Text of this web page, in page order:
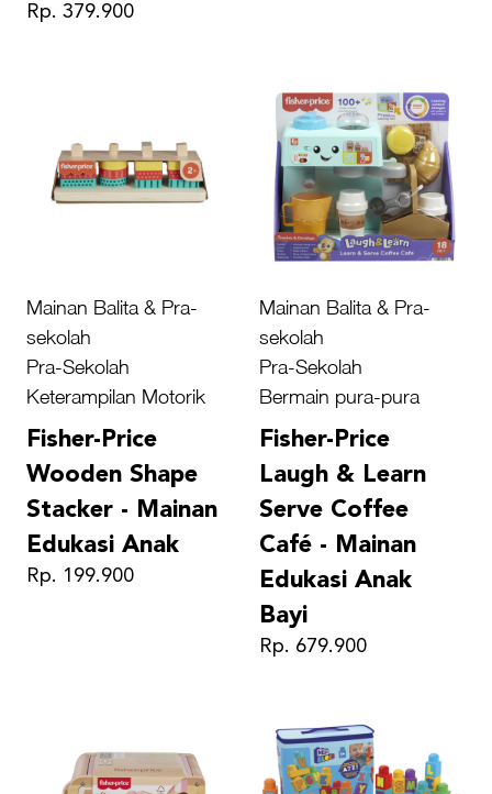
Rp. 379.900
Mainan Balita & Pra-
sekolah
Pra-Sekolah
Keterampilan Motorik
Fisher-Price
Wooden Shape
Stacker - Mainan
Edukasi Anak
Rp. 199.900
Mainan Balita & Pra-
sekolah
Pra-Sekolah
Bermain pura-pura
Fisher-Price
Laugh & Learn
Serve Coffee
Café - Mainan
Edukasi Anak
Bayi
Rp. 679.900